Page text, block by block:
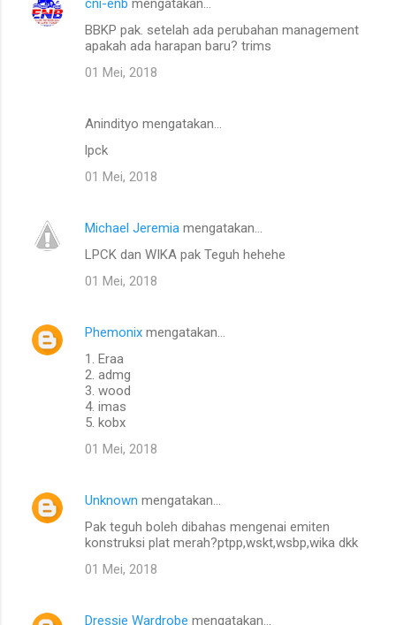
BBKP pak. setelah ada perubahan management
apakah ada harapan baru? trims
01 Mei, 2018
Anindityo mengatakan…
lpck
01 Mei, 2018
Michael Jeremia mengatakan…
LPCK dan WIKA pak Teguh hehehe
01 Mei, 2018
Phemonix mengatakan…
1. Eraa
2. admg
3. wood
4. imas
5. kobx
01 Mei, 2018
Unknown mengatakan…
Pak teguh boleh dibahas mengenai emiten
konstruksi plat merah?ptpp,wskt,wsbp,wika dkk
01 Mei, 2018
Dressie Wardrobe mengatakan…